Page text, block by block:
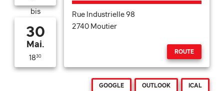
bis
30
Mai.
1830
Rue Industrielle 98
2740 Moutier
ROUTE
GOOGLE OUTLOOK ICAL